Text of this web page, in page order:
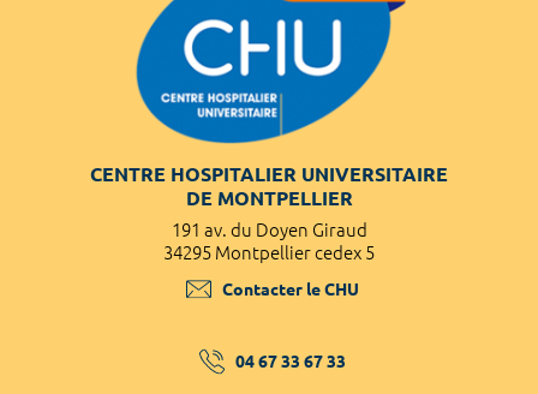
CENTRE HOSPITALIER UNIVERSITAIRE
DE MONTPELLIER
191 av. du Doyen Giraud
34295 Montpellier cedex 5
Contacter le CHU
04 67 33 67 33